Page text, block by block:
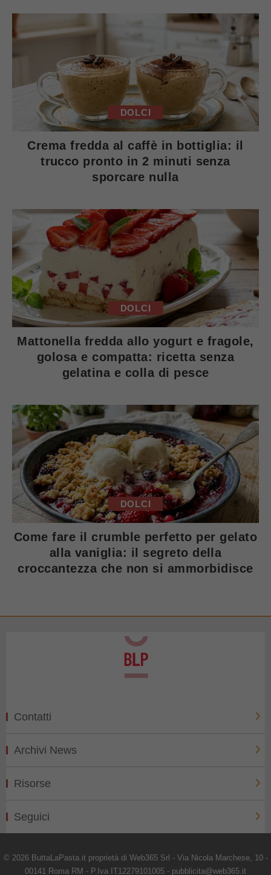
DOLCI
Crema fredda al caffè in bottiglia: il
trucco pronto in 2 minuti senza
sporcare nulla
DOLCI
Mattonella fredda allo yogurt e fragole,
golosa e compatta: ricetta senza
gelatina e colla di pesce
DOLCI
Come fare il crumble perfetto per gelato
alla vaniglia: il segreto della
croccantezza che non si ammorbidisce
Contatti
Archivi News
Risorse
Seguici
© 2026 ButtaLaPasta.it proprietà di Web365 Srl - Via Nicola Marchese, 10 -
00141 Roma RM - P.Iva IT12279101005 - pubblicita@web365.it